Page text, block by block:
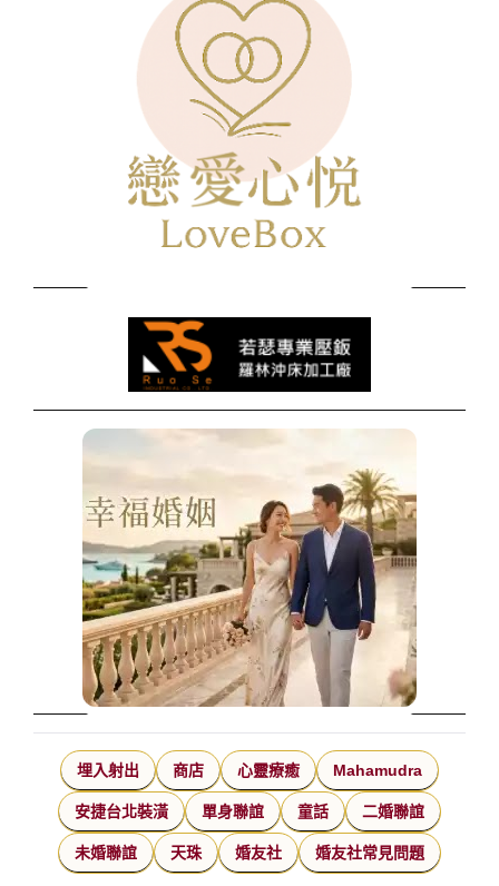
埋入射出 商店 心靈療癒 Mahamudra
安捷台北裝潢 單身聯誼 童話 二婚聯誼
未婚聯誼 天珠 婚友社 婚友社常見問題